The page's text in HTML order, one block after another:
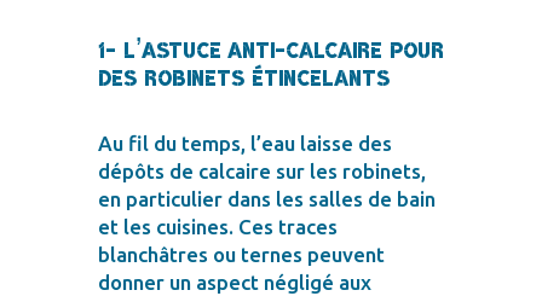
1- L’astuce anti-calcaire pour
des robinets étincelants
Au fil du temps, l’eau laisse des
dépôts de calcaire sur les robinets,
en particulier dans les salles de bain
et les cuisines. Ces traces
blanchâtres ou ternes peuvent
donner un aspect négligé aux